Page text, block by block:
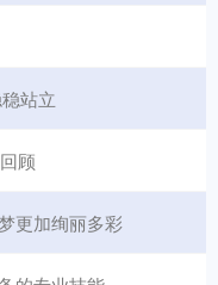
站立
顾
更加绚丽多彩